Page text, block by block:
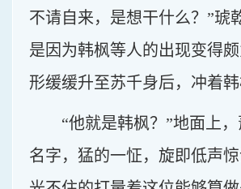
不请自来，是想干什么？”琥
是因为韩枫等人的出现变得
形缓缓升至苏千身后，冲着韩
“他就是韩枫？”地面上
名字，猛的一怔，旋即低声